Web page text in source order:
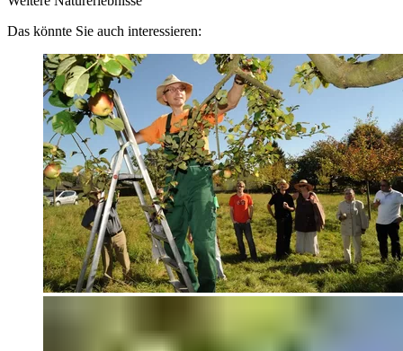
Das könnte Sie auch interessieren: